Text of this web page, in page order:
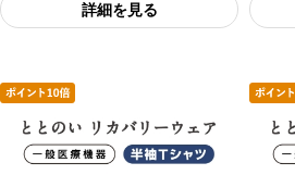
詳細を見る